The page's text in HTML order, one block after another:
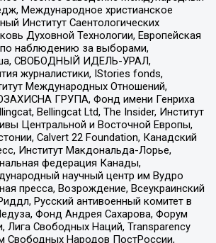
Международное христианское
Институт Саентологических
Духовной Технологии, Европейская
по наблюдению за выборами,
СВОБОДНЫЙ ИДЕЛЬ-УРАЛ,
журналистики, IStories fonds,
Международных Отношений,
ГРУПА, Фонд имени Генриха
Bellingcat Ltd, The Insider, Институт
Центральной и Восточной Европы,
Calvert 22 Foundation, Канадский
Институт Макдональда-Лорье,
федерация Канады,
научный центр им Вудро
пресса, Возрождение, Всеукраинский
Русский антивоенный комитет в
Фонд Андрея Сахарова, Форум
Лига Свободных Наций, Transparеncy
Свободных Народов ПостРоссии,